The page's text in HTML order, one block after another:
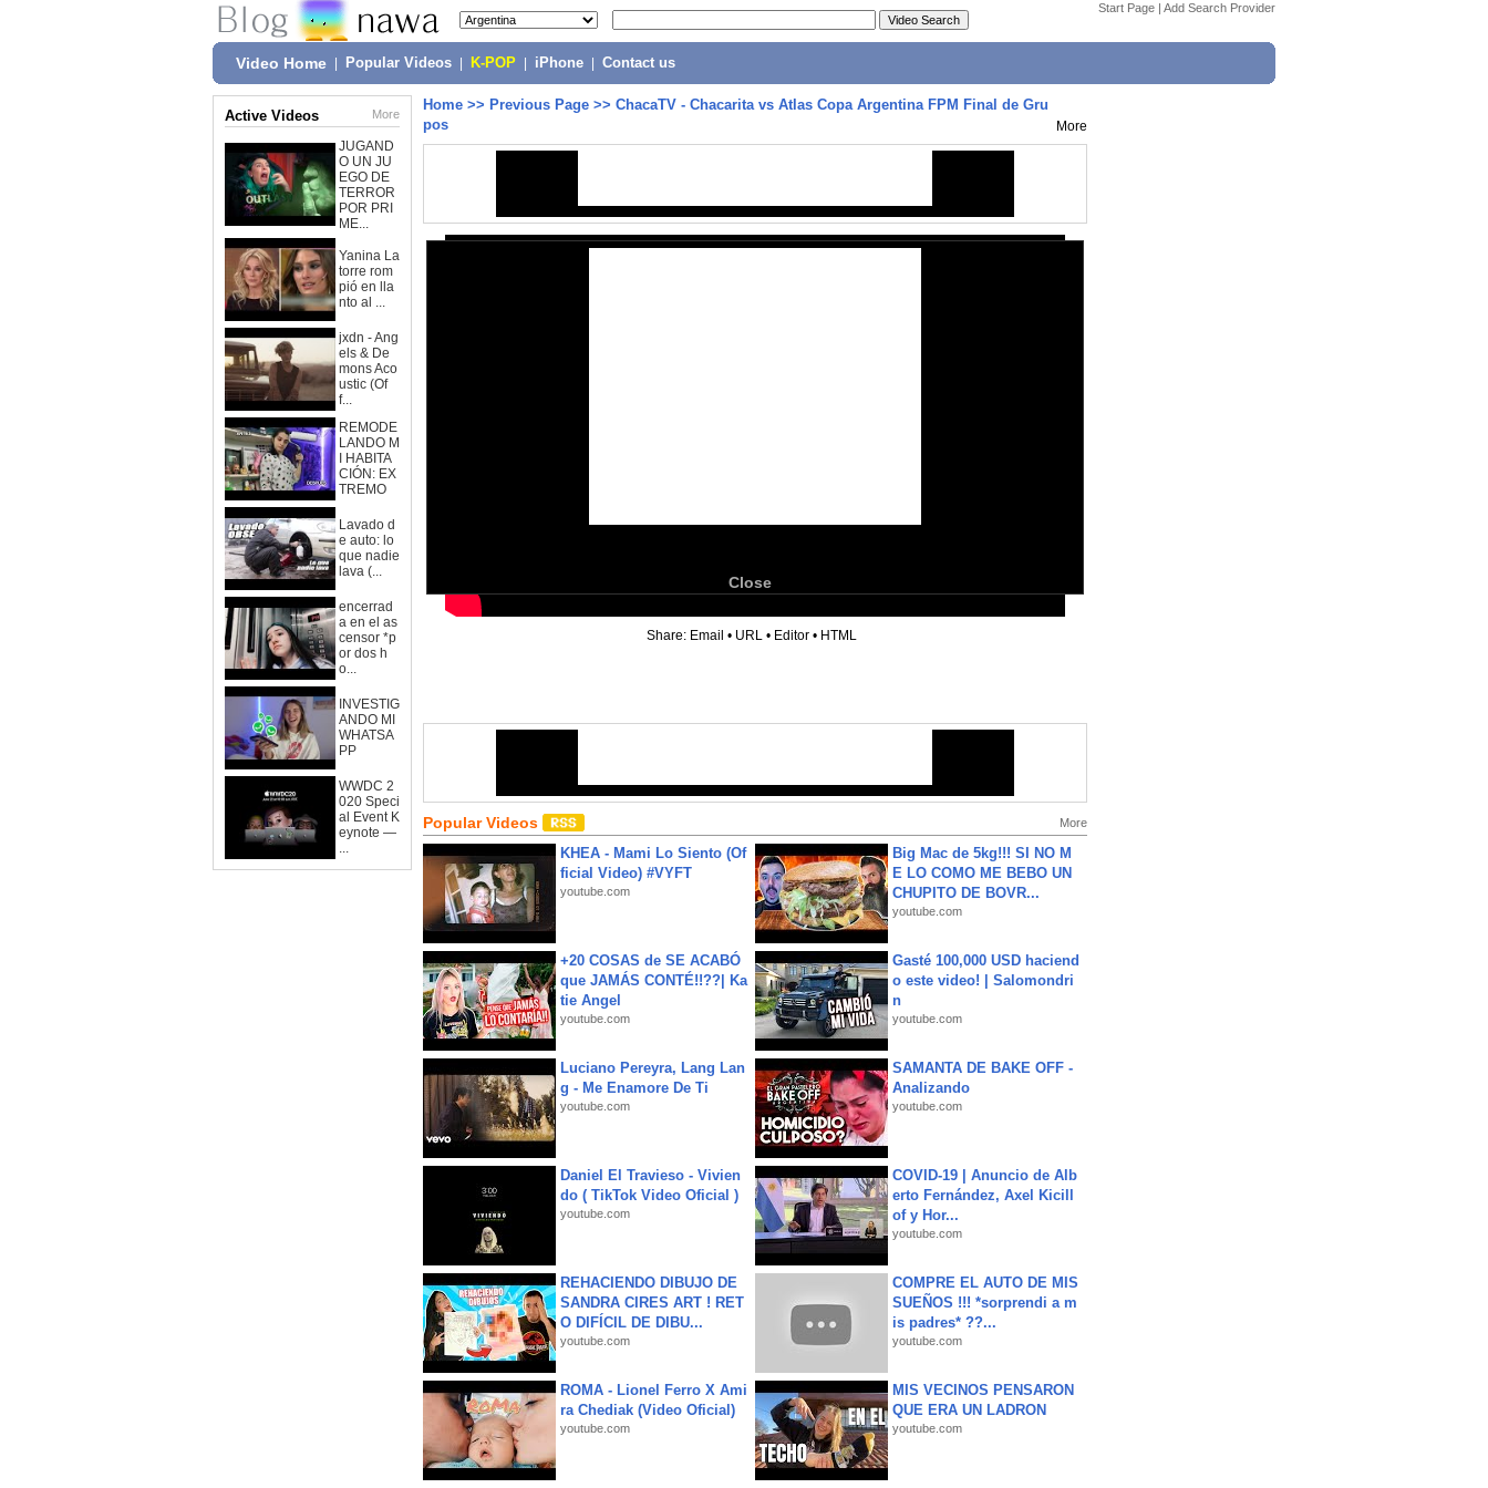
Start Page | Add Search Provider
Video Home Popular Videos K-POP iPhone Contact us
Active Videos More
JUGAND
O UN JU
EGO DE
TERROR
POR PRI
ME...
Yanina La
torre rom
pió en lla
nto al ...
jxdn - Ang
els & De
mons Aco
ustic (Of
f...
REMODE
LANDO M
I HABITA
CIÓN: EX
TREMO
Lavado d
e auto: lo
que nadie
lava (...
encerrad
a en el as
censor *p
or dos h
o...
INVESTIG
ANDO MI
WHATSA
PP
WWDC 2
020 Speci
al Event K
eynote —
...
Home >> Previous Page >> ChacaTV - Chacarita vs Atlas Copa Argentina FPM Final de Gru
pos
More
Close
Share: Email • URL • Editor • HTML
Popular Videos More
KHEA - Mami Lo Siento (Of
ficial Video) #VYFT
youtube.com
Big Mac de 5kg!!! SI NO M
E LO COMO ME BEBO UN
CHUPITO DE BOVR...
youtube.com
+20 COSAS de SE ACABÓ
que JAMÁS CONTÉ!!??| Ka
tie Angel
youtube.com
Gasté 100,000 USD haciend
o este video! | Salomondri
n
youtube.com
Luciano Pereyra, Lang Lan
g - Me Enamore De Ti
youtube.com
SAMANTA DE BAKE OFF -
Analizando
youtube.com
Daniel El Travieso - Vivien
do ( TikTok Video Oficial )
youtube.com
COVID-19 | Anuncio de Alb
erto Fernández, Axel Kicill
of y Hor...
youtube.com
REHACIENDO DIBUJO DE
SANDRA CIRES ART ! RET
O DIFÍCIL DE DIBU...
youtube.com
COMPRE EL AUTO DE MIS
SUEÑOS !!! *sorprendi a m
is padres* ??...
youtube.com
ROMA - Lionel Ferro X Ami
ra Chediak (Video Oficial)
youtube.com
MIS VECINOS PENSARON
QUE ERA UN LADRON
youtube.com